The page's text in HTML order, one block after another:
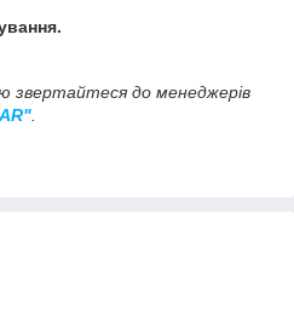
звертайтеся до менеджерів